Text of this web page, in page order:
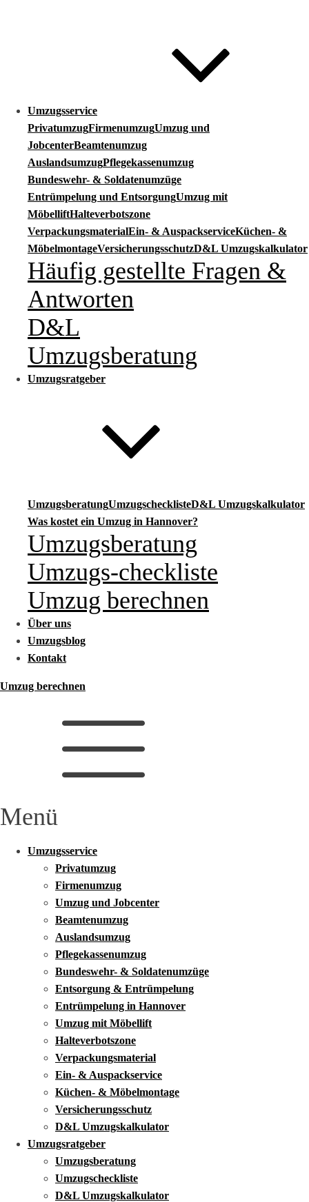
Umzugsservice
PrivatumzugFirmenumzugUmzug und
JobcenterBeamtenumzug
AuslandsumzugPflegekassenumzug
Bundeswehr- & Soldatenumzüge
Entrümpelung und EntsorgungUmzug mit
MöbelliftHalteverbotszone
VerpackungsmaterialEin- & AuspackserviceKüchen- &
MöbelmontageVersicherungsschutzD&L Umzugskalkulator
Häufig gestellte Fragen &
Antworten
D&L
Umzugsberatung
Umzugsratgeber
UmzugsberatungUmzugschecklisteD&L Umzugskalkulator
Was kostet ein Umzug in Hannover?
Umzugsberatung
Umzugs-checkliste
Umzug berechnen
Über uns
Umzugsblog
Kontakt
Umzug berechnen
Menü
Umzugsservice
Privatumzug
Firmenumzug
Umzug und Jobcenter
Beamtenumzug
Auslandsumzug
Pflegekassenumzug
Bundeswehr- & Soldatenumzüge
Entsorgung & Entrümpelung
Entrümpelung in Hannover
Umzug mit Möbellift
Halteverbotszone
Verpackungsmaterial
Ein- & Auspackservice
Küchen- & Möbelmontage
Versicherungsschutz
D&L Umzugskalkulator
Umzugsratgeber
Umzugsberatung
Umzugscheckliste
D&L Umzugskalkulator